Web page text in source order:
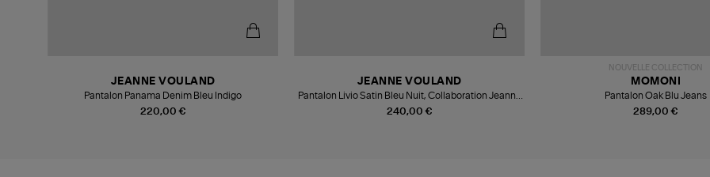
220,00 €
JEANNE VOULAND
Pantalon Panama Denim Bleu Indigo
240,00 €
JEANNE VOULAND
Pantalon Livio Satin Bleu Nuit, Collaboration Jeanne
Vouland x Véronika Loubry
NOUVELLE COLLECTION
289,00 €
MOMONI
Pantalon Oak Blu Jeans